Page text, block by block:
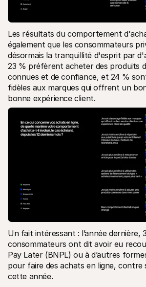
Les résultats du comportement
également que les consommateurs
désormais la tranquillité d'esprit par
23 % préfèrent acheter des produits
connues et de confiance, et 24 %
fidèles aux marques qui offrent un
bonne expérience client.
Un fait intéressant : l’année dernière,
consommateurs ont dit avoir eu
Pay Later (BNPL) ou à d’autres
pour faire des achats en ligne, contre
cette année.